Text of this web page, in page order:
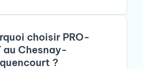
choisir PRO-
au Chesnay-
?